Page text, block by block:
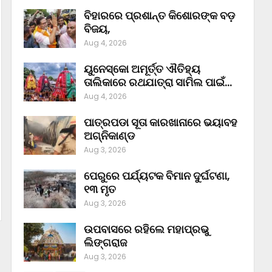
ବିହାରରେ ପ୍ରଶାନ୍ତ କିଶୋରଙ୍କ ବଡ଼
ବିଜୟ,
Aug 4, 2026
ୟୁନେସ୍କୋ ଅମୂର୍ତ୍ତ ଐତିହ୍ୟ
ତାଲିକାରେ ରଥଯାତ୍ରା ସାମିଲ ପାଇଁ…
Aug 4, 2026
ପାତ୍ରପଡା ସୂତା କାରଖାନାରେ ଭୟାବହ
ଅଗ୍ନିକାଣ୍ଡ
Aug 3, 2026
ପେରୁରେ ପର୍ଯ୍ୟଟକ ବିମାନ ଦୁର୍ଘଟଣା,
୧୩ ମୃତ
Aug 3, 2026
ଉପବାସରେ ରହିଲେ ମହାପ୍ରଭୁ
ଲିଙ୍ଗରାଜ
Aug 3, 2026